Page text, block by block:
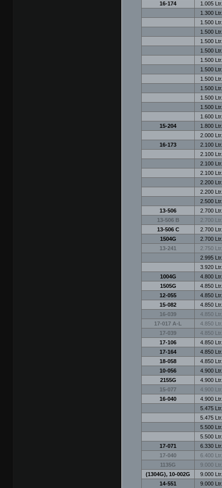
16-174
1.005 Ltr.
1.300 Ltr.
1.500 Ltr.
1.500 Ltr.
1.500 Ltr.
1.500 Ltr.
1.500 Ltr.
1.500 Ltr.
1.500 Ltr.
1.500 Ltr.
1.500 Ltr.
1.500 Ltr.
1.600 Ltr.
15-204
1.800 Ltr.
2.000 Ltr.
16-173
2.100 Ltr.
2.100 Ltr.
2.100 Ltr.
2.100 Ltr.
2.200 Ltr.
2.200 Ltr.
2.500 Ltr.
13-506
2.700 Ltr.
13-506 B
2.700 Ltr.
13-506 C
2.700 Ltr.
1504G
2.700 Ltr.
13-241
2.750 Ltr.
2.995 Ltr.
3.920 Ltr.
1004G
4.800 Ltr.
1505G
4.850 Ltr.
12-055
4.850 Ltr.
15-082
4.850 Ltr.
16-039
4.850 Ltr.
17-017 A-L
4.850 Ltr.
17-039
4.850 Ltr.
17-106
4.850 Ltr.
17-164
4.850 Ltr.
18-058
4.850 Ltr.
10-056
4.900 Ltr.
2155G
4.900 Ltr.
15-077
4.900 Ltr.
16-040
4.900 Ltr.
5.475 Ltr.
5.475 Ltr.
5.500 Ltr.
5.500 Ltr.
17-071
6.330 Ltr.
17-040
6.400 Ltr.
1135G
9.000 Ltr.
(1304G), 10-002G
9.000 Ltr.
14-551
9.000 Ltr.